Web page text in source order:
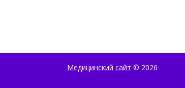
Медицинский сайт © 2026